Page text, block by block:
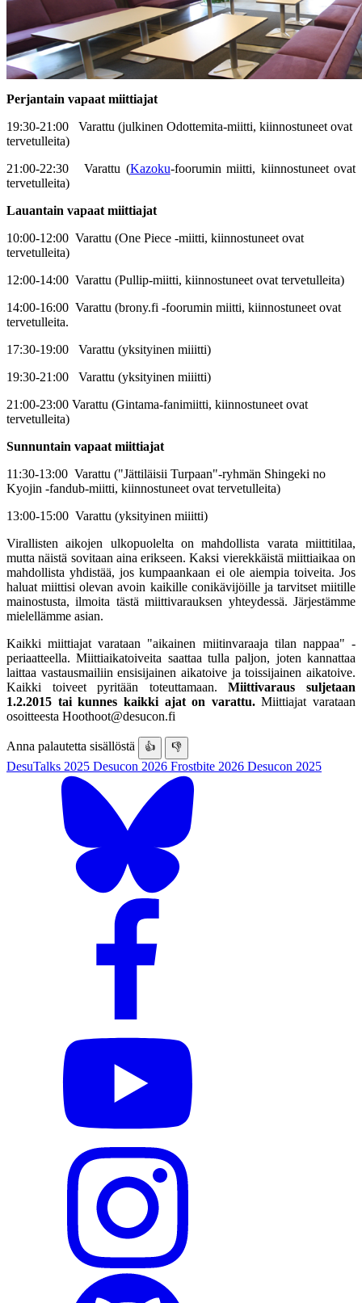
Perjantain vapaat miittiajat
19:30-21:00 Varattu (julkinen Odottemita-miitti, kiinnostuneet ovat
tervetulleita)
21:00-22:30 Varattu (Kazoku-foorumin miitti, kiinnostuneet ovat
tervetulleita)
Lauantain vapaat miittiajat
10:00-12:00 Varattu (One Piece -miitti, kiinnostuneet ovat
tervetulleita)
12:00-14:00 Varattu (Pullip-miitti, kiinnostuneet ovat tervetulleita)
14:00-16:00 Varattu (brony.fi -foorumin miitti, kiinnostuneet ovat
tervetulleita.
17:30-19:00 Varattu (yksityinen miiitti)
19:30-21:00 Varattu (yksityinen miiitti)
21:00-23:00 Varattu (Gintama-fanimiitti, kiinnostuneet ovat
tervetulleita)
Sunnuntain vapaat miittiajat
11:30-13:00 Varattu ("Jättiläisii Turpaan"-ryhmän Shingeki no
Kyojin -fandub-miitti, kiinnostuneet ovat tervetulleita)
13:00-15:00 Varattu (yksityinen miiitti)
Virallisten aikojen ulkopuolelta on mahdollista varata miittitilaa,
mutta näistä sovitaan aina erikseen. Kaksi vierekkäistä miittiaikaa on
mahdollista yhdistää, jos kumpaankaan ei ole aiempia toiveita. Jos
haluat miittisi olevan avoin kaikille conikävijöille ja tarvitset miitille
mainostusta, ilmoita tästä miittivarauksen yhteydessä. Järjestämme
mielellämme asian.
Kaikki miittiajat varataan "aikainen miitinvaraaja tilan nappaa" -
periaatteella. Miittiaikatoiveita saattaa tulla paljon, joten kannattaa
laittaa vastausmailiin ensisijainen aikatoive ja toissijainen aikatoive.
Kaikki toiveet pyritään toteuttamaan.Miittivaraus suljetaan
1.2.2015 tai kunnes kaikki ajat on varattu.Miittiajat varataan
osoitteesta Hoothoot@desucon.fi
Anna palautetta sisällöstä 👍 👎
DesuTalks 2025 Desucon 2026 Frostbite 2026 Desucon 2025